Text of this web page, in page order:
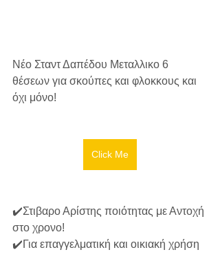
Νέο Σταντ Δαπέδου Μεταλλικο 6
θέσεων για σκούπες και φλοκκους και
όχι μόνο!
Click Me
✔️Στιβαρο Αρίστης ποιότητας με Αντοχή
στο χρονο!
✔️Για επαγγελματική και οικιακή χρήση